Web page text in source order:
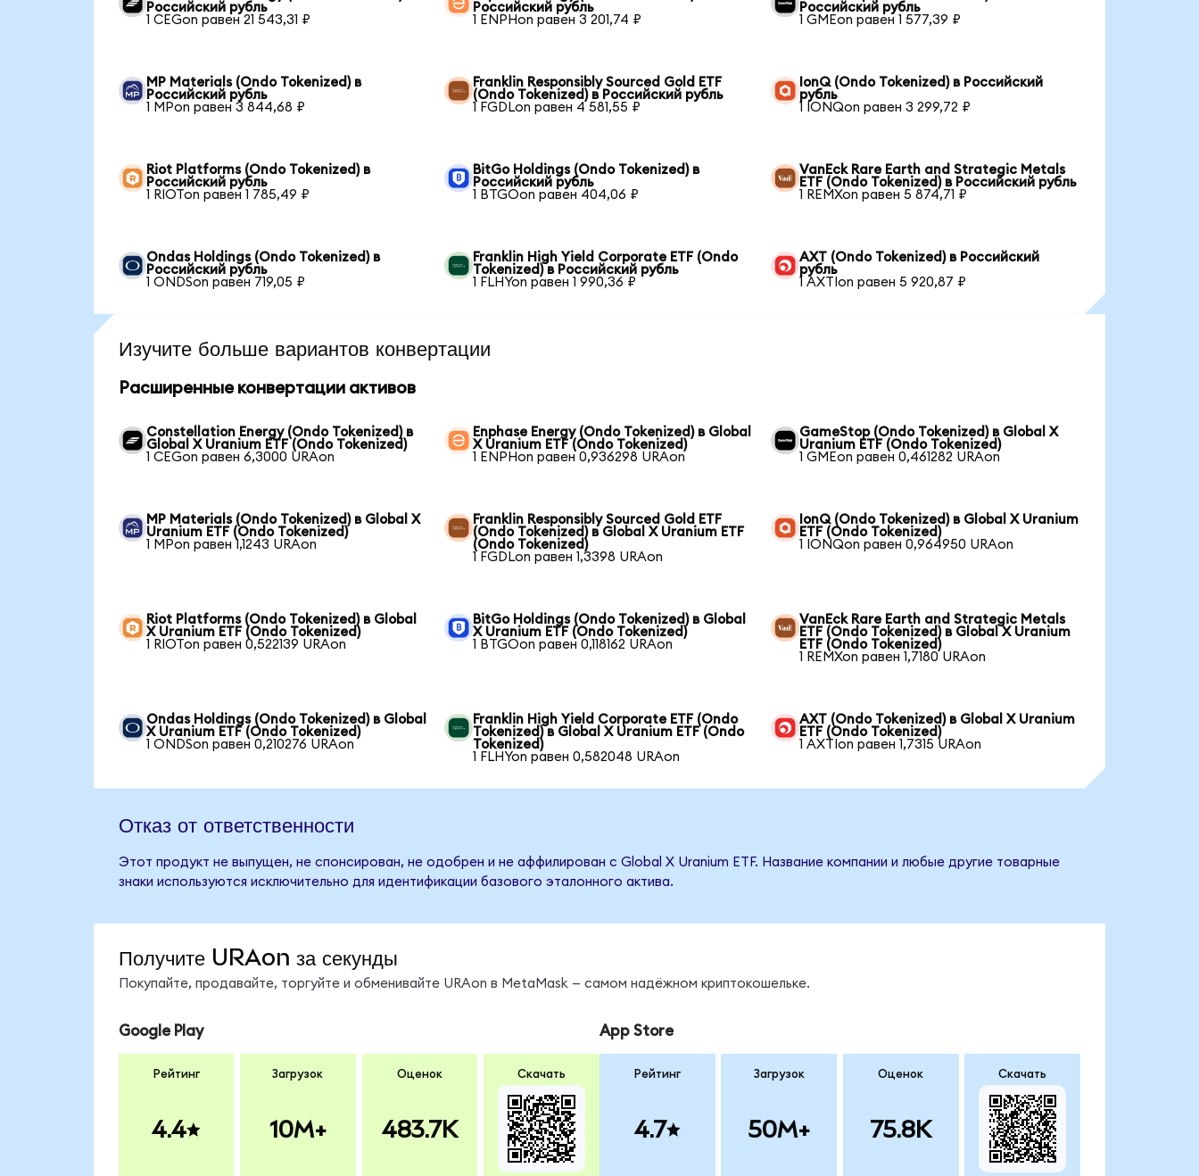
Российский рубль
1 CEGon равен 21 543,31 ₽
Российский рубль
1 ENPHon равен 3 201,74 ₽
Российский рубль
1 GMEon равен 1 577,39 ₽
MP Materials (Ondo Tokenized) в
Российский рубль
1 MPon равен 3 844,68 ₽
Franklin Responsibly Sourced Gold ETF
(Ondo Tokenized) в Российский рубль
1 FGDLon равен 4 581,55 ₽
IonQ (Ondo Tokenized) в Российский
рубль
1 IONQon равен 3 299,72 ₽
Riot Platforms (Ondo Tokenized) в
Российский рубль
1 RIOTon равен 1 785,49 ₽
BitGo Holdings (Ondo Tokenized) в
Российский рубль
1 BTGOon равен 404,06 ₽
VanEck Rare Earth and Strategic Metals
ETF (Ondo Tokenized) в Российский рубль
1 REMXon равен 5 874,71 ₽
Ondas Holdings (Ondo Tokenized) в
Российский рубль
1 ONDSon равен 719,05 ₽
Franklin High Yield Corporate ETF (Ondo
Tokenized) в Российский рубль
1 FLHYon равен 1 990,36 ₽
AXT (Ondo Tokenized) в Российский
рубль
1 AXTIon равен 5 920,87 ₽
Изучите больше вариантов конвертации
Расширенные конвертации активов
Constellation Energy (Ondo Tokenized) в
Global X Uranium ETF (Ondo Tokenized)
1 CEGon равен 6,3000 URAon
Enphase Energy (Ondo Tokenized) в Global
X Uranium ETF (Ondo Tokenized)
1 ENPHon равен 0,936298 URAon
GameStop (Ondo Tokenized) в Global X
Uranium ETF (Ondo Tokenized)
1 GMEon равен 0,461282 URAon
MP Materials (Ondo Tokenized) в Global X
Uranium ETF (Ondo Tokenized)
1 MPon равен 1,1243 URAon
Franklin Responsibly Sourced Gold ETF
(Ondo Tokenized) в Global X Uranium ETF
(Ondo Tokenized)
1 FGDLon равен 1,3398 URAon
IonQ (Ondo Tokenized) в Global X Uranium
ETF (Ondo Tokenized)
1 IONQon равен 0,964950 URAon
Riot Platforms (Ondo Tokenized) в Global
X Uranium ETF (Ondo Tokenized)
1 RIOTon равен 0,522139 URAon
BitGo Holdings (Ondo Tokenized) в Global
X Uranium ETF (Ondo Tokenized)
1 BTGOon равен 0,118162 URAon
VanEck Rare Earth and Strategic Metals
ETF (Ondo Tokenized) в Global X Uranium
ETF (Ondo Tokenized)
1 REMXon равен 1,7180 URAon
Ondas Holdings (Ondo Tokenized) в Global
X Uranium ETF (Ondo Tokenized)
1 ONDSon равен 0,210276 URAon
Franklin High Yield Corporate ETF (Ondo
Tokenized) в Global X Uranium ETF (Ondo
Tokenized)
1 FLHYon равен 0,582048 URAon
AXT (Ondo Tokenized) в Global X Uranium
ETF (Ondo Tokenized)
1 AXTIon равен 1,7315 URAon
Отказ от ответственности
Этот продукт не выпущен, не спонсирован, не одобрен и не аффилирован с Global X Uranium ETF. Название компании и любые другие товарные
знаки используются исключительно для идентификации базового эталонного актива.
Получите URAon за секунды
Покупайте, продавайте, торгуйте и обменивайте URAon в MetaMask — самом надёжном криптокошельке.
Google Play
Рейтинг
4.4
Загрузок
10M+
Оценок
483.7K
Скачать
App Store
Рейтинг
4.7
Загрузок
50M+
Оценок
75.8K
Скачать